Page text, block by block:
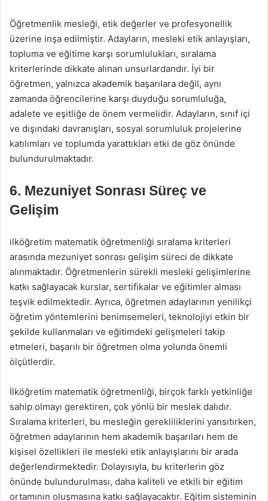
Öğretmenlik mesleği, etik değerler ve profesyonellik
üzerine inşa edilmiştir. Adayların, mesleki etik anlayışları,
topluma ve eğitime karşı sorumlulukları, sıralama
kriterlerinde dikkate alınan unsurlardandır. İyi bir
öğretmen, yalnızca akademik başarılara değil, aynı
zamanda öğrencilerine karşı duyduğu sorumluluğa,
adalete ve eşitliğe de önem vermelidir. Adayların, sınıf içi
ve dışındaki davranışları, sosyal sorumluluk projelerine
katılımları ve toplumda yarattıkları etki de göz önünde
bulundurulmaktadır.
6. Mezuniyet Sonrası Süreç ve
Gelişim
ilköğretim matematik öğretmenliği sıralama kriterleri
arasında mezuniyet sonrası gelişim süreci de dikkate
alınmaktadır. Öğretmenlerin sürekli mesleki gelişimlerine
katkı sağlayacak kurslar, sertifikalar ve eğitimler alması
teşvik edilmektedir. Ayrıca, öğretmen adaylarının yenilikçi
öğretim yöntemlerini benimsemeleri, teknolojiyi etkin bir
şekilde kullanmaları ve eğitimdeki gelişmeleri takip
etmeleri, başarılı bir öğretmen olma yolunda önemli
ölçütlerdir.
İlköğretim matematik öğretmenliği, birçok farklı yetkinliğe
sahip olmayı gerektiren, çok yönlü bir meslek dalıdır.
Sıralama kriterleri, bu mesleğin gerekliliklerini yansıtırken,
öğretmen adaylarının hem akademik başarıları hem de
kişisel özellikleri ile mesleki etik anlayışlarını bir arada
değerlendirmektedir. Dolayısıyla, bu kriterlerin göz
önünde bulundurulması, daha kaliteli ve etkili bir eğitim
ortamının oluşmasına katkı sağlayacaktır. Eğitim sisteminin